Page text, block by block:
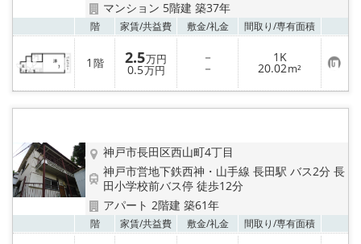
マンション 5階建 築37年
階 家賃/共益費 敷金/礼金 間取り/専有面積
1 階 2.5万円
0.5万円
－
－
1K
20.02m² お
気
に
り
神戸市長田区西山町4丁目
神戸市営地下鉄西神・山手線 長田駅 バス2分 長
田小学校前バス停 徒歩12分
アパート 2階建 築61年
階 家賃/共益費 敷金/礼金 間取り/専有面積